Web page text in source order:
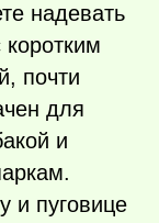
надевать
почти
для
и
и пуговице